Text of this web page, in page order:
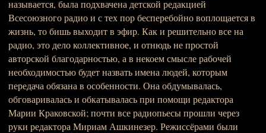
называется, была подхвачена детской редакцией
Всесоюзного радио и с тех пор бесперебойно воплощается в
жизнь, то бишь выходит в эфир. Как и решительно все на
радио, это дело коллективное, и отнюдь не простой
авторской благодарностью, а в некоем смысле рабочей
необходимостью будет назвать имена людей, которым
передача обязана в особенности. Она обдумывалась,
обговаривалась и обкатывалась при помощи редактора
Марии Краковской; почти все радиопьесы прошли через
руки редактора Мириам Ашкинезер. Режиссёрами были